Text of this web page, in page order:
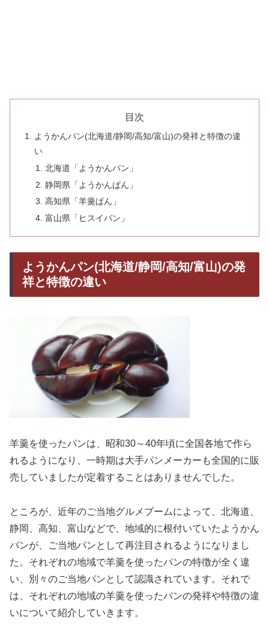
目次
ようかんパン(北海道/静岡/高知/富山)の発祥と特徴の違
い
北海道「ようかんパン」
静岡県「ようかんぱん」
高知県「羊羹ぱん」
富山県「ヒスイパン」
ようかんパン(北海道/静岡/高知/富山)の発
祥と特徴の違い
羊羹を使ったパンは、昭和30～40年頃に全国各地で作ら
れるようになり、一時期は大手パンメーカーも全国的に販
売していましたが定着することはありませんでした。
ところが、近年のご当地グルメブームによって、北海道、
静岡、高知、富山などで、地域的に根付いていたようかん
パンが、ご当地パンとして再注目されるようになりまし
た。それぞれの地域で羊羹を使ったパンの特徴が全く違
い、別々のご当地パンとして認識されています。それで
は、それぞれの地域の羊羹を使ったパンの発祥や特徴の違
いについて紹介していきます。